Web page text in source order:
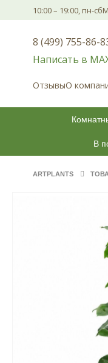
10:00 – 19:00, пн-сб
8 (499) 755-86-
Написать в
ОтзывыО
В
ARTPLANTS